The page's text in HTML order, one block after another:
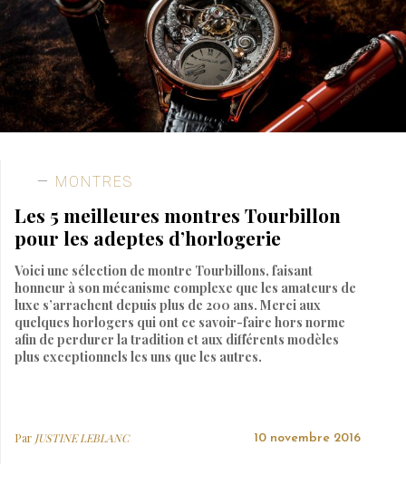
MONTRES
Les 5 meilleures montres Tourbillon
pour les adeptes d’horlogerie
Voici une sélection de montre Tourbillons, faisant
honneur à son mécanisme complexe que les amateurs de
luxe s’arrachent depuis plus de 200 ans. Merci aux
quelques horlogers qui ont ce savoir-faire hors norme
afin de perdurer la tradition et aux différents modèles
plus exceptionnels les uns que les autres.
Par JUSTINE LEBLANC 10 novembre 2016